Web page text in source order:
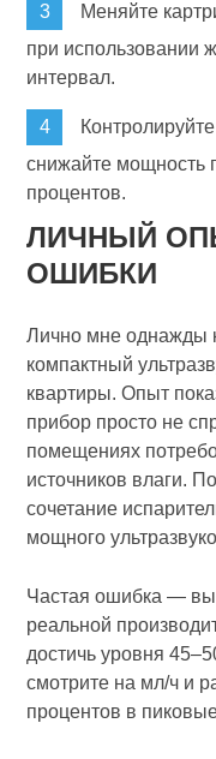
Меняйте
при использовании
интервал.
снижайте мощность
процентов.
ЛИЧНЫЙ
ОШИБКИ
Лично мне однажды
компактный
квартиры. Опыт
прибор просто не
помещениях
источников влаги.
сочетание
мощного
Частая ошибка —
реальной
достичь уровня
смотрите на мл/ч и
процентов в